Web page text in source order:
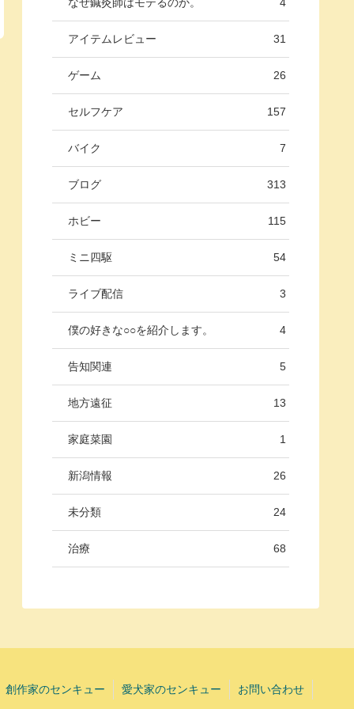
アイテムレビュー 31
ゲーム 26
セルフケア 157
バイク 7
ブログ 313
ホビー 115
ミニ四駆 54
ライブ配信 3
僕の好きな○○を紹介します。 4
告知関連 5
地方遠征 13
家庭菜園 1
新潟情報 26
未分類 24
治療 68
創作家のセンキュー 愛犬家のセンキュー お問い合わせ